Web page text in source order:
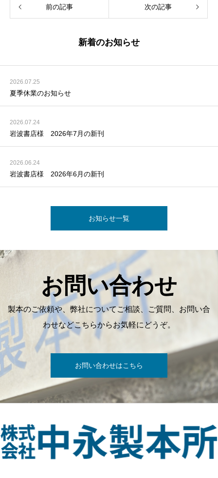
前の記事 次の記事
新着のお知らせ
2026.07.25
夏季休業のお知らせ
2026.07.24
岩波書店様 2026年7月の新刊
2026.06.24
岩波書店様 2026年6月の新刊
お知らせ一覧
お問い合わせ
製本のご依頼や、弊社についてご相談、ご質問、お問い合
わせなどこちらからお気軽にどうぞ。
お問い合わせはこちら